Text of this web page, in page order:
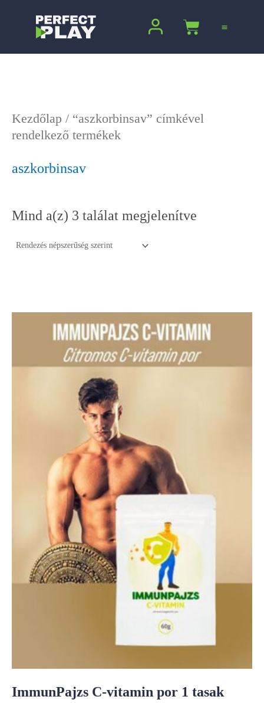
tartalomra
Kosár
Kezdőlap / “aszkorbinsav” címkével
rendelkező termékek
aszkorbinsav
Mind a(z) 3 találat megjelenítve
by
popularity
ImmunPajzs C-vitamin por 1 tasak